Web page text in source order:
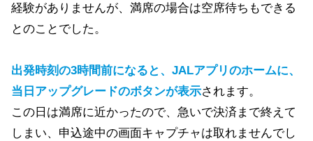
経験がありませんが、満席の場合は空席待ちもできる
とのことでした。
出発時刻の3時間前になると、JALアプリのホームに、
当日アップグレードのボタンが表示されます。
この日は満席に近かったので、急いで決済まで終えて
しまい、申込途中の画面キャプチャは取れませんでし